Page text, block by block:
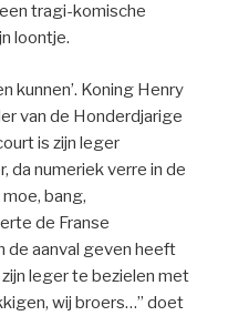
tragi-komische
loontje.
kunnen’. Koning Henry
van de Honderdjarige
is zijn leger
da numeriek verre in de
bang,
de Franse
aanval geven heeft
leger te bezielen met
wij broers…” doet